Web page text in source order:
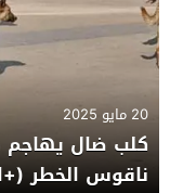
20 مايو 2025
كلب ضال يهاجم
ناقوس الخطر